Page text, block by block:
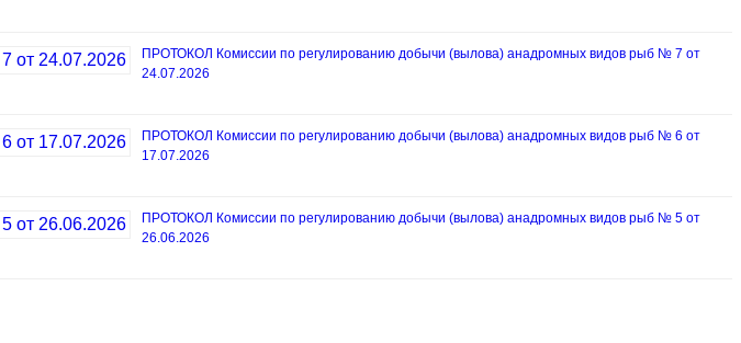
ПРОТОКОЛ Комиссии по регулированию добычи (вылова) анадромных видов рыб № 7 от
24.07.2026
ПРОТОКОЛ Комиссии по регулированию добычи (вылова) анадромных видов рыб № 6 от
17.07.2026
ПРОТОКОЛ Комиссии по регулированию добычи (вылова) анадромных видов рыб № 5 от
26.06.2026